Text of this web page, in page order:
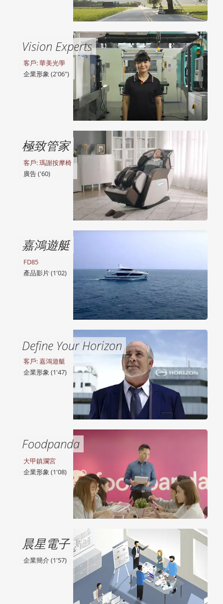
Vision Experts
客戶: 華美光學
企業形象 (2'06")
極致管家
客戶: 瑪謝按摩椅
廣告 ('60)
嘉鴻遊艇
FD85
產品影片 (1'02)
Define Your Horizon
客戶: 嘉鴻遊艇
企業形象 (1'47)
Foodpanda
大甲鎮瀾宮
企業形象 (1'08)
晨星電子
企業簡介 (1'57)